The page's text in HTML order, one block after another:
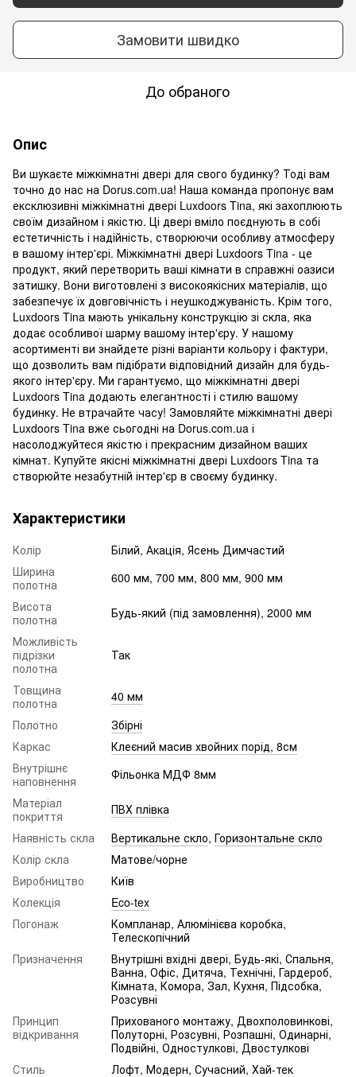
Замовити швидко
До обраного
Опис
Ви шукаєте міжкімнатні двері для свого будинку? Тоді вам
точно до нас на Dorus.com.ua! Наша команда пропонує вам
ексклюзивні міжкімнатні двері Luxdoors Tina, які захоплюють
своїм дизайном і якістю. Ці двері вміло поєднують в собі
естетичність і надійність, створюючи особливу атмосферу
в вашому інтер'єрі. Міжкімнатні двері Luxdoors Tina - це
продукт, який перетворить ваші кімнати в справжні оазиси
затишку. Вони виготовлені з високоякісних матеріалів, що
забезпечує їх довговічність і неушкоджуваність. Крім того,
Luxdoors Tina мають унікальну конструкцію зі скла, яка
додає особливої шарму вашому інтер'єру. У нашому
асортименті ви знайдете різні варіанти кольору і фактури,
що дозволить вам підібрати відповідний дизайн для будь-
якого інтер'єру. Ми гарантуємо, що міжкімнатні двері
Luxdoors Tina додають елегантності і стилю вашому
будинку. Не втрачайте часу! Замовляйте міжкімнатні двері
Luxdoors Tina вже сьогодні на Dorus.com.ua і
насолоджуйтеся якістю і прекрасним дизайном ваших
кімнат. Купуйте якісні міжкімнатні двері Luxdoors Tina та
створюйте незабутній інтер'єр в своєму будинку.
Характеристики
Колір
Білий, Акація, Ясень Димчастий
Ширина
полотна
600 мм, 700 мм, 800 мм, 900 мм
Висота
полотна
Будь-який (під замовлення), 2000 мм
Можливість
підрізки
полотна
Так
Товщина
полотна
40 мм
Полотно
Збірні
Каркас
Клеєний масив хвойних порід, 8см
Внутрішнє
наповнення
Фільонка МДФ 8мм
Матеріал
покриття
ПВХ плівка
Наявність скла
Вертикальне скло, Горизонтальне скло
Колір скла
Матове/чорне
Виробництво
Київ
Колекція
Eco-tex
Погонаж
Компланар, Алюмінієва коробка,
Телескопічний
Призначення
Внутрішні вхідні двері, Будь-які, Спальня,
Ванна, Офіс, Дитяча, Технічні, Гардероб,
Кімната, Комора, Зал, Кухня, Підсобка,
Розсувні
Принцип
відкривання
Прихованого монтажу, Двохполовинкові,
Полуторні, Розсувні, Розпашні, Одинарні,
Подвійні, Одностулкові, Двостулкові
Стиль
Лофт, Модерн, Сучасний, Хай-тек